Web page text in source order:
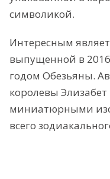
символикой.
Интересным
выпущенной в 2016
годом Обезьяны.
королевы
миниатюрными
всего